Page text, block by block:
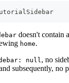
doesn't contain
home.
null , no
subsequently, no